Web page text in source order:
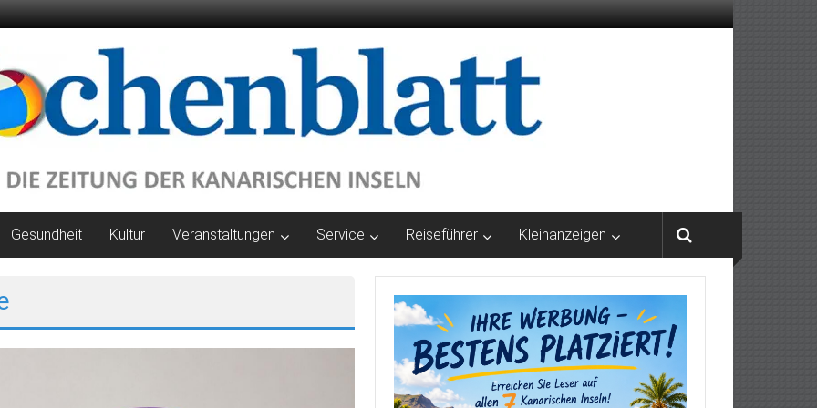
Gesundheit Kultur Veranstaltungen Service Reiseführer Kleinanzeigen